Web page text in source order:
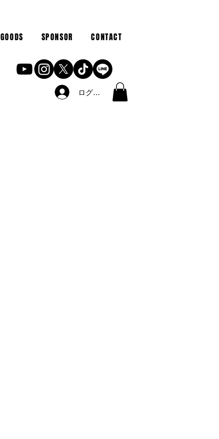
GOODS SPONSOR CONTACT
ログイン